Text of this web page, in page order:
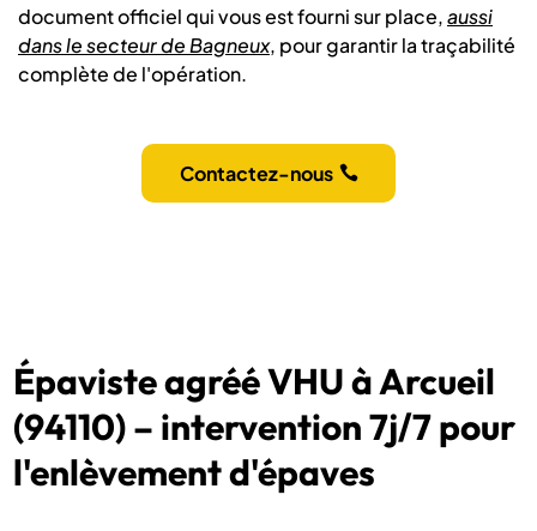
document officiel qui vous est fourni sur place,aussi
dans le secteur de Bagneux, pour garantir la traçabilité
complète de l'opération.
Contactez-nous
Épaviste agréé VHU à Arcueil
(94110) – intervention 7j/7 pour
l'enlèvement d'épaves